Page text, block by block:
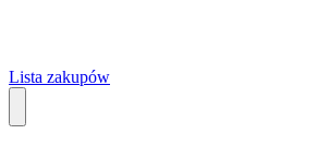
Lista zakupów